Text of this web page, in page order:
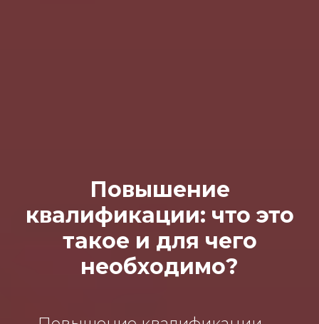
Повышение
квалификации: что это
такое и для чего
необходимо?